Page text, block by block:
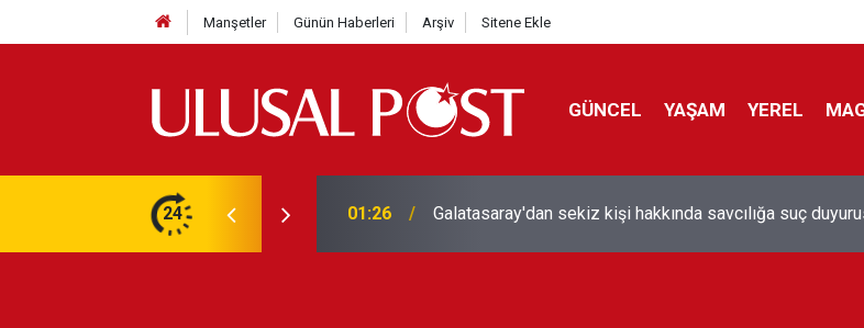
Manşetler Günün Haberleri Arşiv Sitene Ekle
GÜNCEL YAŞAM YEREL
24
en yüksek seviyesine çıktı 01:26 Galatasaray'dan sekiz kişi hakkında savcılığa suç